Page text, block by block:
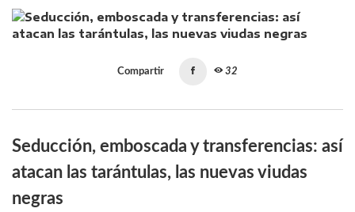
Compartir 32
Seducción, emboscada y transferencias: así
atacan las tarántulas, las nuevas viudas
negras